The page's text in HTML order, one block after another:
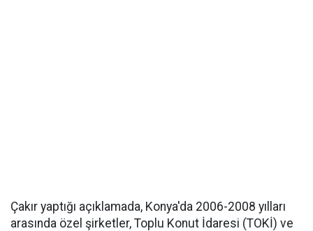
Çakır yaptığı açıklamada, Konya'da 2006-2008 yılları
arasında özel şirketler, Toplu Konut İdaresi (TOKİ) ve